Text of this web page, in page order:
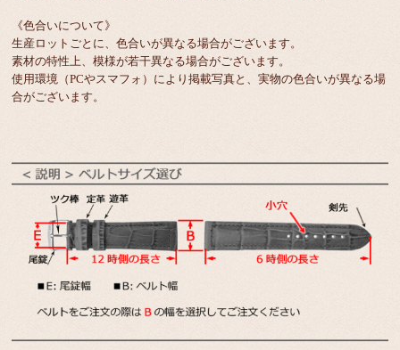
《色合いについて》
生産ロットごとに、色合いが異なる場合がございます。
素材の特性上、模様が若干異なる場合がございます。
使用環境（PCやスマフォ）により掲載写真と、実物の色合いが異なる場
合がございます。